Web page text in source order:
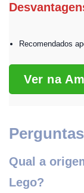
Recomendados
Ver na
Qual a
Lego?